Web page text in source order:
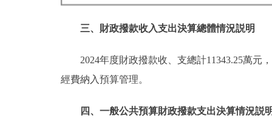
三、財政撥款收入支出決算總體情況説明
2024年度財政撥款收、支總計11343.25萬元
經費納入預算管理。
四、一般公共預算財政撥款支出決算情況説